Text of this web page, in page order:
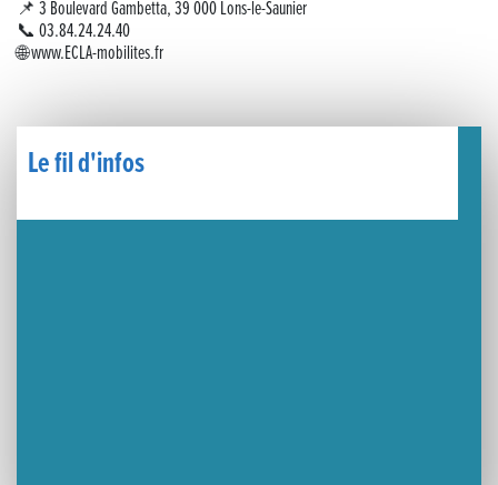
Un week-end placé sous le signe du souvenir et de l’émotion
Le fil d'infos
📌 3 Boulevard Gambetta, 39 000 Lons-le-Saunier
📞 03.84.24.24.40
🌐 www.ECLA-mobilites.fr